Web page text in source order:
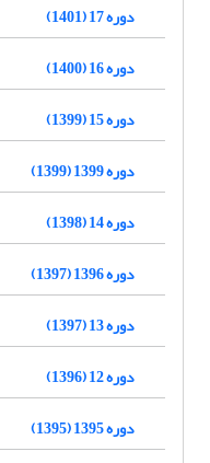
دوره 17 (1401)
دوره 16 (1400)
دوره 15 (1399)
دوره 1399 (1399)
دوره 14 (1398)
دوره 1396 (1397)
دوره 13 (1397)
دوره 12 (1396)
دوره 1395 (1395)